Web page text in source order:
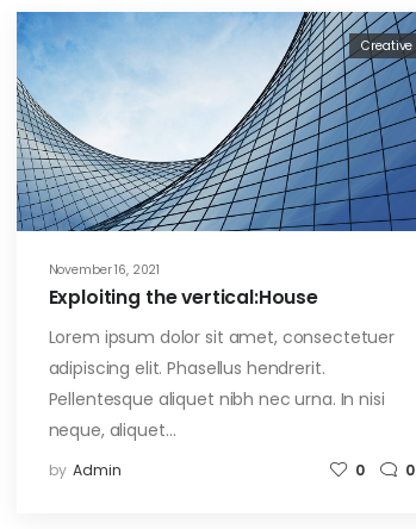
November 16, 2021
Creative
Exploiting the vertical:House
Lorem ipsum dolor sit amet, consectetuer
adipiscing elit. Phasellus hendrerit.
Pellentesque aliquet nibh nec urna. In nisi
neque, aliquet…
by Admin 0 0